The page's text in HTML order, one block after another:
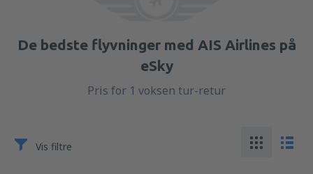
De bedste flyvninger med AIS Airlines på
eSky
Pris for 1 voksen tur-retur
Vis filtre